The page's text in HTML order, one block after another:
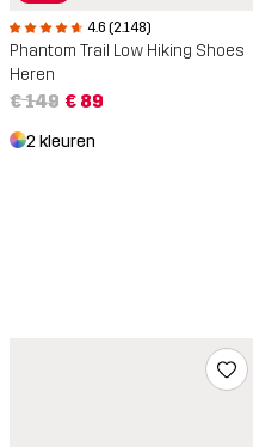
4.6 (2.148)
Phantom Trail Low Hiking Shoes
Heren
€ 149 € 89
2 kleuren